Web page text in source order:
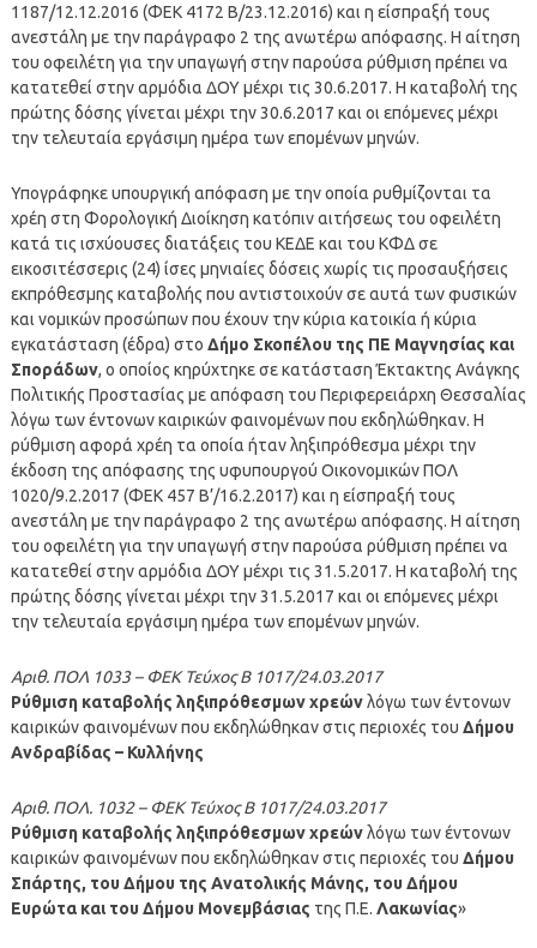
1187/12.12.2016 (ΦΕΚ 4172 Β/23.12.2016) και η είσπραξή τους
ανεστάλη με την παράγραφο 2 της ανωτέρω απόφασης. Η αίτηση
του οφειλέτη για την υπαγωγή στην παρούσα ρύθμιση πρέπει να
κατατεθεί στην αρμόδια ΔΟΥ μέχρι τις 30.6.2017. Η καταβολή της
πρώτης δόσης γίνεται μέχρι την 30.6.2017 και οι επόμενες μέχρι
την τελευταία εργάσιμη ημέρα των επομένων μηνών.
Υπογράφηκε υπουργική απόφαση με την οποία ρυθμίζονται τα
χρέη στη Φορολογική Διοίκηση κατόπιν αιτήσεως του οφειλέτη
κατά τις ισχύουσες διατάξεις του ΚΕΔΕ και του ΚΦΔ σε
εικοσιτέσσερις (24) ίσες μηνιαίες δόσεις χωρίς τις προσαυξήσεις
εκπρόθεσμης καταβολής που αντιστοιχούν σε αυτά των φυσικών
και νομικών προσώπων που έχουν την κύρια κατοικία ή κύρια
εγκατάσταση (έδρα) στο Δήμο Σκοπέλου της ΠΕ Μαγνησίας και
Σποράδων, ο οποίος κηρύχτηκε σε κατάσταση Έκτακτης Ανάγκης
Πολιτικής Προστασίας με απόφαση του Περιφερειάρχη Θεσσαλίας
λόγω των έντονων καιρικών φαινομένων που εκδηλώθηκαν. Η
ρύθμιση αφορά χρέη τα οποία ήταν ληξιπρόθεσμα μέχρι την
έκδοση της απόφασης της υφυπουργού Οικονομικών ΠΟΛ
1020/9.2.2017 (ΦΕΚ 457 Β’/16.2.2017) και η είσπραξή τους
ανεστάλη με την παράγραφο 2 της ανωτέρω απόφασης. Η αίτηση
του οφειλέτη για την υπαγωγή στην παρούσα ρύθμιση πρέπει να
κατατεθεί στην αρμόδια ΔΟΥ μέχρι τις 31.5.2017. Η καταβολή της
πρώτης δόσης γίνεται μέχρι την 31.5.2017 και οι επόμενες μέχρι
την τελευταία εργάσιμη ημέρα των επομένων μηνών.
Αριθ. ΠΟΛ 1033 – ΦΕΚ Τεύχος Β 1017/24.03.2017
Ρύθμιση καταβολής ληξιπρόθεσμων χρεώνλόγω των έντονων
καιρικών φαινομένων που εκδηλώθηκαν στις περιοχές του Δήμου
Ανδραβίδας – Κυλλήνης
Αριθ. ΠΟΛ. 1032 – ΦΕΚ Τεύχος Β 1017/24.03.2017
Ρύθμιση καταβολής ληξιπρόθεσμων χρεώνλόγω των έντονων
καιρικών φαινομένων που εκδηλώθηκαν στις περιοχές του Δήμου
Σπάρτης, του Δήμου της Ανατολικής Μάνης, του Δήμου
Ευρώτα και του Δήμου Μονεμβάσιας της Π.Ε. Λακωνίας»